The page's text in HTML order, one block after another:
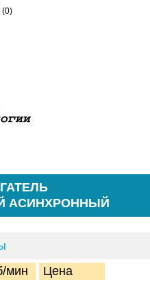
(0)
АСИНХРОННЫЙ
мин
Цена